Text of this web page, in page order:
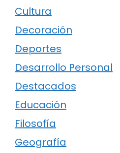
Cultura
Decoración
Deportes
Desarrollo Personal
Destacados
Educación
Filosofía
Geografía